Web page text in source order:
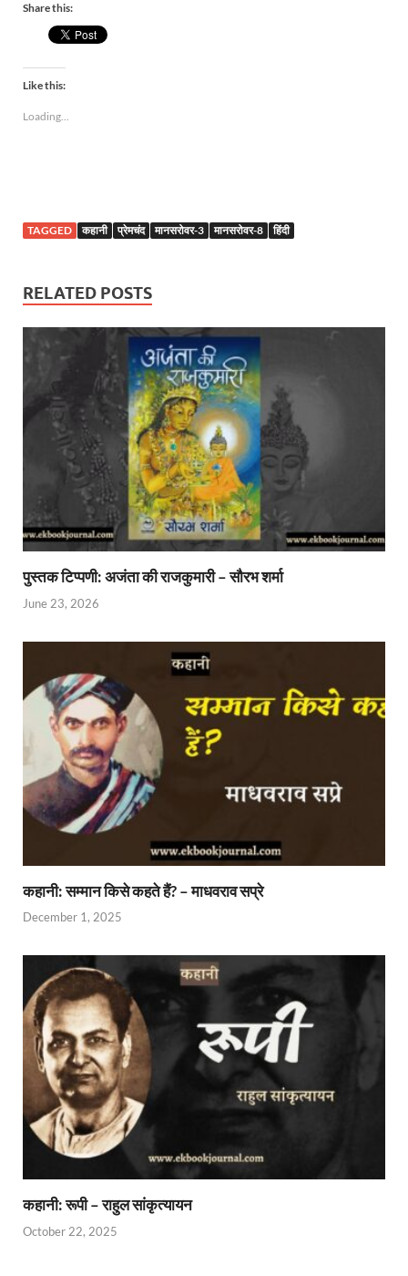
Share this:
Like this:
Loading...
TAGGED कहानी प्रेमचंद मानसरोवर-3 मानसरोवर-8 हिंदी
RELATED POSTS
पुस्तक टिप्पणी: अजंता की राजकुमारी – सौरभ शर्मा
June 23, 2026
कहानी: सम्मान किसे कहते हैं? – माधवराव सप्रे
December 1, 2025
कहानी: रूपी – राहुल सांकृत्यायन
October 22, 2025